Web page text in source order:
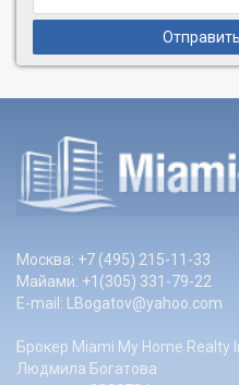
Москва: +7 (495) 215-11-33
Майами: +1(305) 331-79-22
E-mail: LBogatov@yahoo.com
Брокер Miami My Home Realty
Людмила Богатова